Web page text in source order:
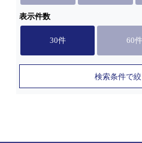
表示件数
30件 60件
検索条件で